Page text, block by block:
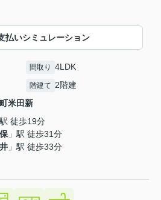
払いシミュレーション
間取り 4LDK
階建て 2階建
米田新
駅 徒歩19分
」駅 徒歩31分
」駅 徒歩33分